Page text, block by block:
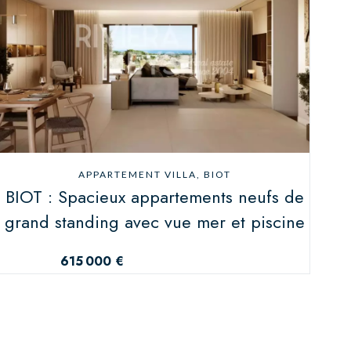
APPARTEMENT VILLA, BIOT
BIOT : Spacieux appartements neufs de
grand standing avec vue mer et piscine
615 000 €